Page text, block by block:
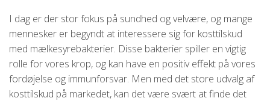
I dag er der stor fokus på sundhed og velvære, og mange
mennesker er begyndt at interessere sig for kosttilskud
med mælkesyrebakterier. Disse bakterier spiller en vigtig
rolle for vores krop, og kan have en positiv effekt på vores
fordøjelse og immunforsvar. Men med det store udvalg af
kosttilskud på markedet, kan det være svært at finde det